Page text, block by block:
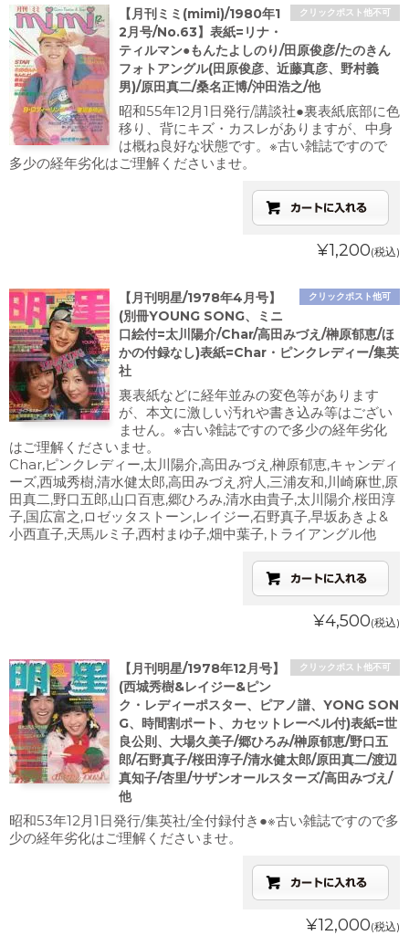
クリックポスト他不可
【月刊ミミ(mimi)/1980年1
2月号/No.63】表紙=リナ・
ティルマン●もんたよしのり/田原俊彦/たのきん
フォトアングル(田原俊彦、近藤真彦、野村義
男)/原田真二/桑名正博/沖田浩之/他
昭和55年12月1日発行/講談社●裏表紙底部に色
移り、背にキズ・カスレがありますが、中身
は概ね良好な状態です。※古い雑誌ですので
多少の経年劣化はご理解くださいませ。
¥1,200(税込)
クリックポスト他可
【月刊明星/1978年4月号】
(別冊YOUNG SONG、ミニ
口絵付=太川陽介/Char/高田みづえ/榊原郁恵/ほ
かの付録なし)表紙=Char・ピンクレディー/集英
社
裏表紙などに経年並みの変色等があります
が、本文に激しい汚れや書き込み等はござい
ません。※古い雑誌ですので多少の経年劣化
はご理解くださいませ。
Char,ピンクレディー,太川陽介,高田みづえ,榊原郁恵,キャンディ
ーズ,西城秀樹,清水健太郎,高田みづえ,狩人,三浦友和,川崎麻世,原
田真二,野口五郎,山口百恵,郷ひろみ,清水由貴子,太川陽介,桜田淳
子,国広富之,ロゼッタストーン,レイジー,石野真子,早坂あきよ&
小西直子,天馬ルミ子,西村まゆ子,畑中葉子,トライアングル他
¥4,500(税込)
クリックポスト他不可
【月刊明星/1978年12月号】
(西城秀樹&レイジー&ピン
ク・レディーポスター、ピアノ譜、YONG SON
G、時間割ポート、カセットレーベル付)表紙=世
良公則、大場久美子/郷ひろみ/榊原郁恵/野口五
郎/石野真子/桜田淳子/清水健太郎/原田真二/渡辺
真知子/杏里/サザンオールスターズ/高田みづえ/
他
昭和53年12月1日発行/集英社/全付録付き●※古い雑誌ですので多
少の経年劣化はご理解くださいませ。
¥12,000(税込)